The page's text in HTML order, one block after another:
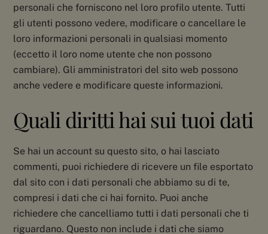
personali che forniscono nel loro profilo utente. Tutti
gli utenti possono vedere, modificare o cancellare le
loro informazioni personali in qualsiasi momento
(eccetto il loro nome utente che non possono
cambiare). Gli amministratori del sito web possono
anche vedere e modificare queste informazioni.
Quali diritti hai sui tuoi dati
Se hai un account su questo sito, o hai lasciato
commenti, puoi richiedere di ricevere un file esportato
dal sito con i dati personali che abbiamo su di te,
compresi i dati che ci hai fornito. Puoi anche
richiedere che cancelliamo tutti i dati personali che ti
riguardano. Questo non include i dati che siamo